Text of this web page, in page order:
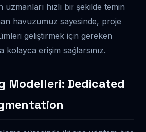
uzmanları hızlı bir şekilde temin
havuzumuz sayesinde, proje
geliştirmek için gereken
kolayca erişim sağlarsınız.
Modelleri: Dedicated